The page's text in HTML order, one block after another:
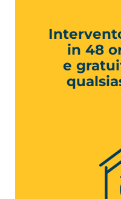
in 48
e